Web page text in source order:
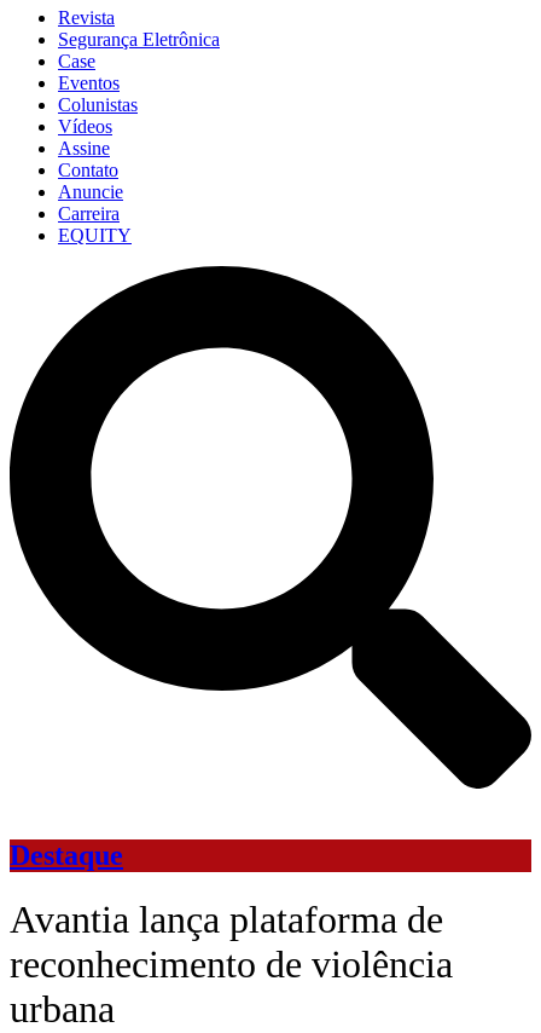
Revista
Segurança Eletrônica
Case
Eventos
Colunistas
Vídeos
Assine
Contato
Anuncie
Carreira
EQUITY
Destaque
Avantia lança plataforma de
reconhecimento de violência
urbana